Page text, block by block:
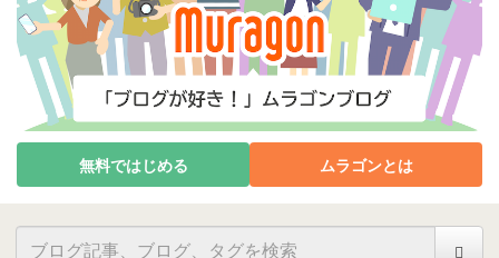
無料ではじめる ムラゴンとは